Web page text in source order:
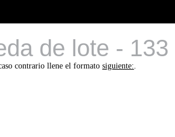
de lote - 133
contrario llene el formatosiguiente:.